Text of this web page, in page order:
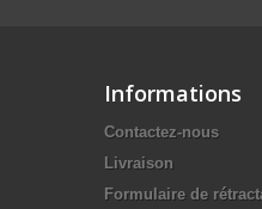
Informations
Contactez-nous
Livraison
Formulaire de